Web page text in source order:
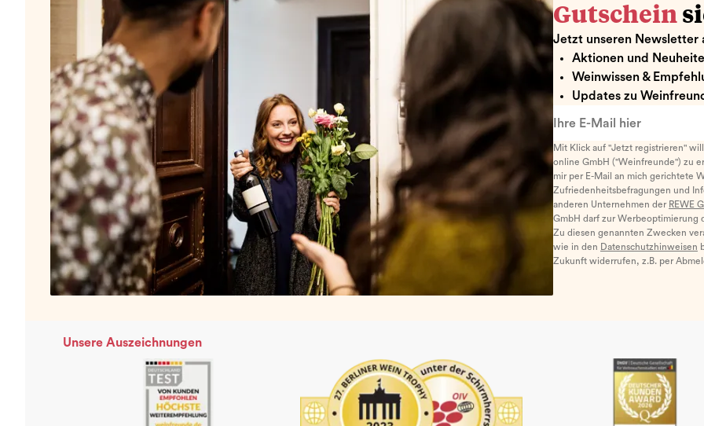
Gutschein
Jetzt unseren Newsletter
Aktionen und
Weinwissen &
Updates zu
Mit Klick auf "Jetzt registrieren"
online GmbH ("Weinfreunde") zu
mir per E-Mail an mich gerichtete
Zufriedenheitsbefragungen und
anderen Unternehmen der REWE
GmbH darf zur Werbeoptimierung
Zu diesen genannten Zwecken
wie in den Datenschutzhinweisen
Zukunft widerrufen, z.B. per
Unsere Auszeichnungen